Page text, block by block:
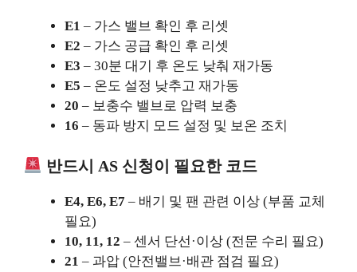
E1 – 가스 밸브 확인 후 리셋
E2 – 가스 공급 확인 후 리셋
E3 – 30분 대기 후 온도 낮춰 재가동
E5 – 온도 설정 낮추고 재가동
20 – 보충수 밸브로 압력 보충
16 – 동파 방지 모드 설정 및 보온 조치
반드시 AS 신청이 필요한 코드
E4, E6, E7 – 배기 및 팬 관련 이상 (부품 교체
필요)
10, 11, 12 – 센서 단선·이상 (전문 수리 필요)
21 – 과압 (안전밸브·배관 점검 필요)